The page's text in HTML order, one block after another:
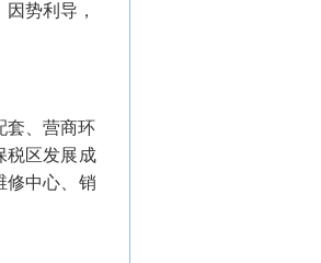
势利导，
套、营商环
税区发展成
修中心、销